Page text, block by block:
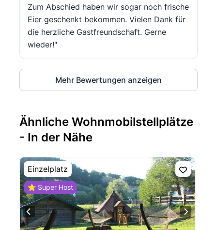
Zum Abschied haben wir sogar noch frische
Eier geschenkt bekommen. Vielen Dank für
die herzliche Gastfreundschaft. Gerne
wieder!"
Mehr Bewertungen anzeigen
Ähnliche Wohnmobilstellplätze
- In der Nähe
Einzelplatz
⭐ Super Host